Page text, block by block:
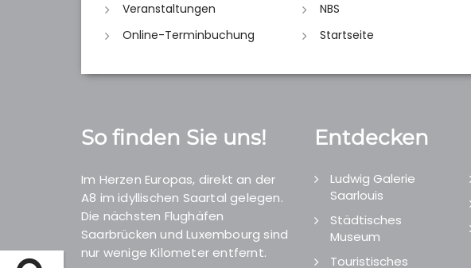
Veranstaltungen
NBS
Online-Terminbuchung
Startseite
So finden Sie uns!
Im Herzen Europas, direkt an der
A8 im idyllischen Saartal gelegen.
Die nächsten Flughäfen
Saarbrücken und Luxembourg sind
nur wenige Kilometer entfernt.
Entdecken
Ludwig Galerie
Saarlouis
Städtisches
Museum
Touristisches